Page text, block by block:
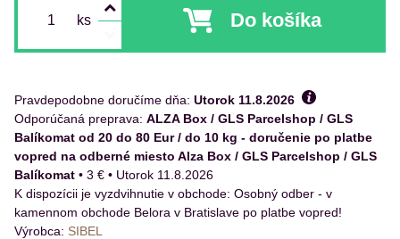
ks Do košíka
Pravdepodobne doručíme dňa: Utorok 11.8.2026
ALZA Box / GLS Parcelshop / GLS
Balíkomat od 20 do 80 Eur / do 10 kg - doručenie po platbe
vopred na odberné miesto Alza Box / GLS Parcelshop / GLS
Balíkomat • 3 € • Utorok 11.8.2026
Osobný odber - v
kamennom obchode Belora v Bratislave po platbe vopred!
Výrobca: SIBEL